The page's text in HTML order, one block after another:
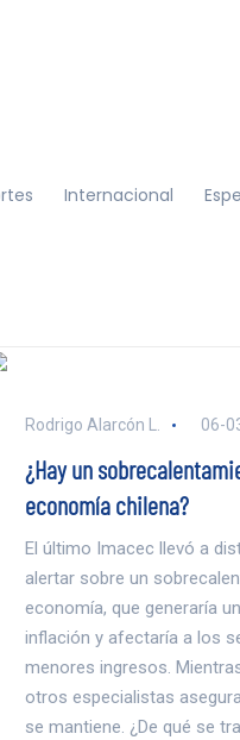
Internacional
Rodrigo Alarcón L. 06-
¿Hay un
economía chilena?
El último Imacec llevó a
alertar sobre un
economía, que generaría
inflación y afectaría a los
menores ingresos.
otros especialistas
se mantiene. ¿De qué se